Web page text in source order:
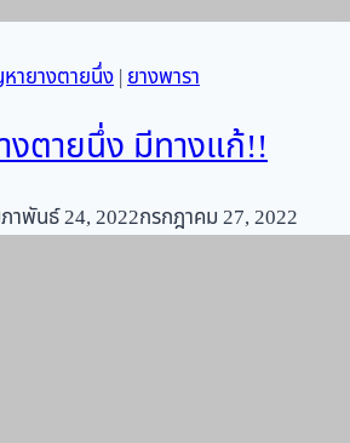
ายางตายนึ่ง|ยางพารา
ตายนึ่ง มีทางแก้!!
าพันธ์ 24, 2022กรกฎาคม 27, 2022